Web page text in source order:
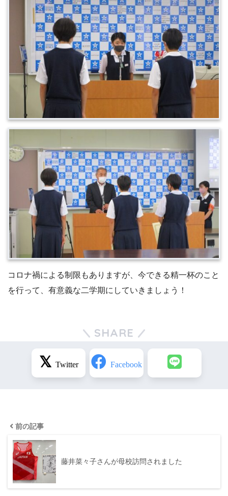
コロナ禍による制限もありますが、今できる精一杯のこと
を行って、有意義な二学期にしていきましょう！
SHARE
前の記事
藤井菜々子さんが母校訪問されました